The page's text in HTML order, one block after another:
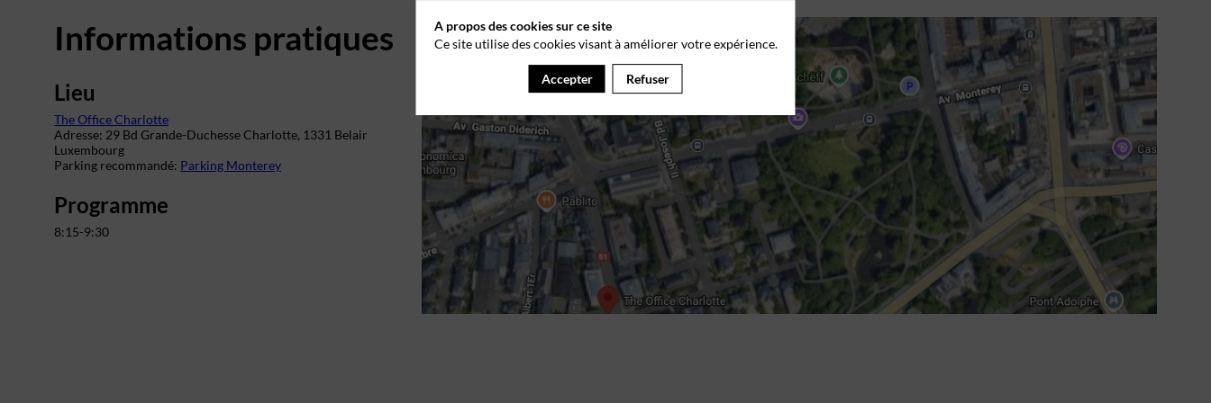
Informations pratiques
Lieu
The Office Charlotte
Adresse: 29 Bd Grande-Duchesse Charlotte, 1331 Belair
Luxembourg
Parking recommandé: Parking Monterey
Programme
8:15-9:30
A propos des cookies sur ce site
Ce site utilise des cookies visant à améliorer votre expérience.
Accepter Refuser